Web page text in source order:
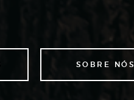
SOBRE NÓS